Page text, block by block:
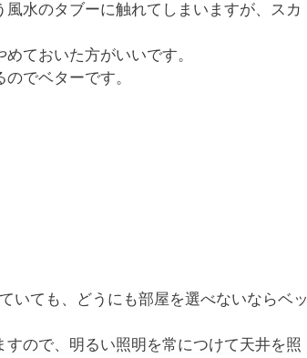
水のタブーに触れてしまいますが、スカ
ておいた方がいいです。
でベターです。
いても、どうにも部屋を選べないならベッ
ので、明るい照明を常につけて天井を照